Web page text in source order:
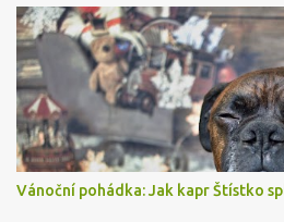
Vánoční pohádka: Jak kapr Štístko